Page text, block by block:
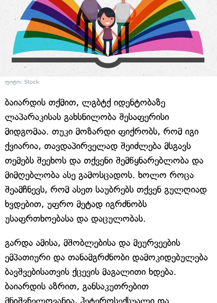
ფოტო: Stock
ბაიარდის თქმით, ლგბტქ იდენტობაზე
ლაპარაკისას გახსნილობა შესაფერისი
მიდგომაა. თუკი მოზარდი ფიქრობს, რომ იგი
ქვიარია, თავდაპირველად შეიძლება მსგავს
თემებს შეეხოს და თქვენი შემწყნარებლობა და
მიმღებლობა ასე გამოსცადოს. ხოლო როცა
შეამჩნევს, რომ ასეთ საუბრებს თქვენ გულღიად
ხვდებით, უფრო მეტად იგრძნობს
უსაფრთხოებასა და დაცულობას.
გარდა ამისა, მშობლებისა და მეურვეების
ემპათიური და თანამგრძნობი დამოკიდებულება
ბავშვებისათვის ქცევის მაგალითი ხდება.
ბაიარდის აზრით, განსაკუთრებით
მნიშვნელოვანია, ჰეტეროსექსუალი და